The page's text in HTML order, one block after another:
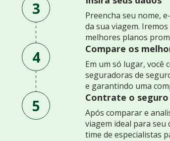
3
Preencha seu nome,
da sua viagem.
melhores planos
4 Compare os
Em um só lugar, você
seguradoras de
e garantindo uma
5 Contrate o
Após comparar e
viagem ideal para seu
time de especialistas